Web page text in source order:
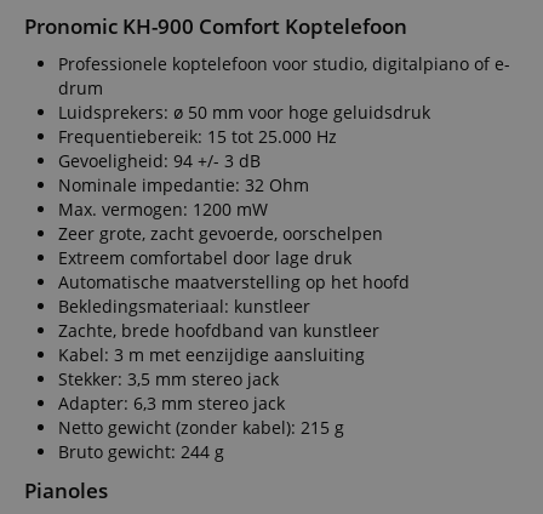
Pronomic KH-900 Comfort Koptelefoon
Professionele koptelefoon voor studio, digitalpiano of e-
drum
Luidsprekers: ø 50 mm voor hoge geluidsdruk
Frequentiebereik: 15 tot 25.000 Hz
Gevoeligheid: 94 +/- 3 dB
Nominale impedantie: 32 Ohm
Max. vermogen: 1200 mW
Zeer grote, zacht gevoerde, oorschelpen
Extreem comfortabel door lage druk
Automatische maatverstelling op het hoofd
Bekledingsmateriaal: kunstleer
Zachte, brede hoofdband van kunstleer
Kabel: 3 m met eenzijdige aansluiting
Stekker: 3,5 mm stereo jack
Adapter: 6,3 mm stereo jack
Netto gewicht (zonder kabel): 215 g
Bruto gewicht: 244 g
Pianoles